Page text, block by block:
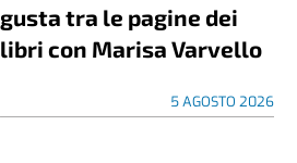
gusta tra le pagine dei
libri con Marisa Varvello
5 AGOSTO 2026